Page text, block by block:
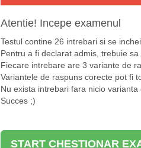
Atentie! Incepe examenul
Testul contine 26 intrebari si se
Pentru a fi declarat admis, trebuie
Fiecare intrebare are 3 variante de
Variantele de raspuns corecte pot fi
Nu exista intrebari fara nicio
Succes ;)
START CHESTIONAR